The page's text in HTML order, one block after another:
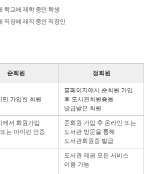
학교에 재학 중인 학생
직장에 재직 중인 직장인
준회원 정회원
만 가입한 회원
홈페이지에서 준회원 가입
후 도서관회원증을
발급받은 회원
에서 회원가입
는 아이핀 인증
준회원 가입 후 온라인 또는
도서관 방문을 통해
도서관회원증 발급
도서관 제공 모든 서비스
이용 가능